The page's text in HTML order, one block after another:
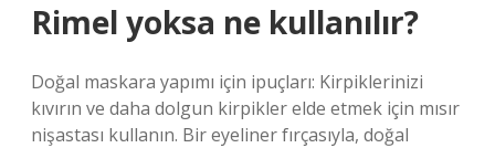
Rimel yoksa ne kullanılır?
Doğal maskara yapımı için ipuçları: Kirpiklerinizi
kıvırın ve daha dolgun kirpikler elde etmek için mısır
nişastası kullanın. Bir eyeliner fırçasıyla, doğal